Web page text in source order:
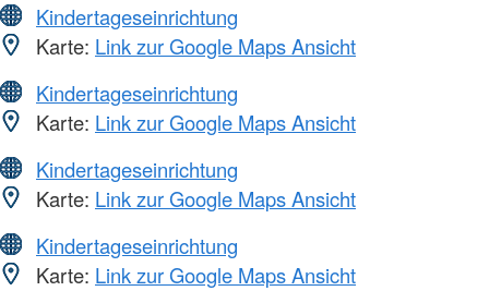
Kindertageseinrichtung
Karte: Link zur Google Maps Ansicht
Kindertageseinrichtung
Karte: Link zur Google Maps Ansicht
Kindertageseinrichtung
Karte: Link zur Google Maps Ansicht
Kindertageseinrichtung
Karte: Link zur Google Maps Ansicht